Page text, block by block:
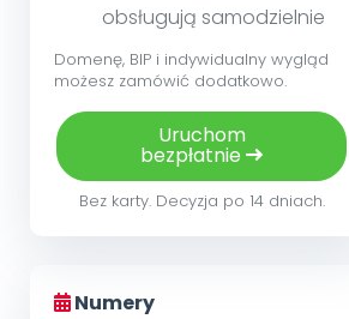
obsługują samodzielnie
Domenę, BIP i indywidualny wygląd
możesz zamówić dodatkowo.
Uruchom
bezpłatnie
Bez karty. Decyzja po 14 dniach.
Numery